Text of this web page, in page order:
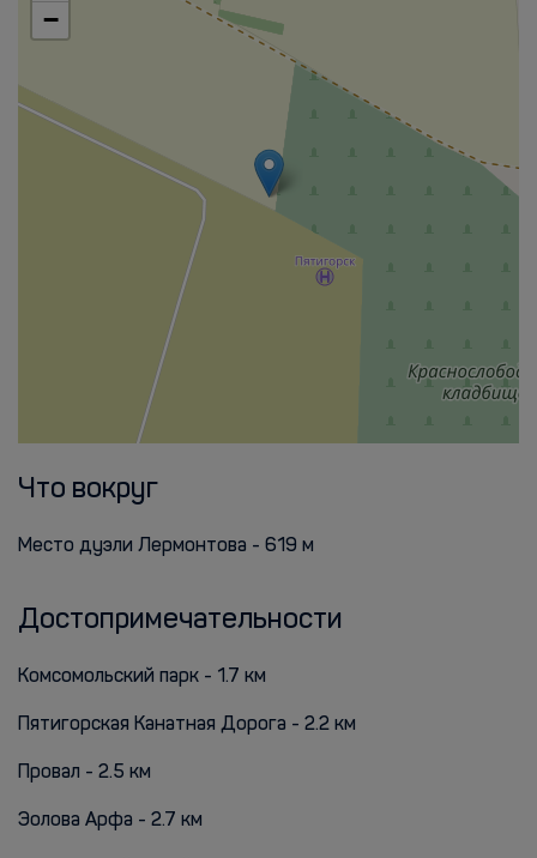
−
Что вокруг
Место дуэли Лермонтова - 619 м
Достопримечательности
Комсомольский парк - 1.7 км
Пятигорская Канатная Дорога - 2.2 км
Провал - 2.5 км
Эолова Арфа - 2.7 км